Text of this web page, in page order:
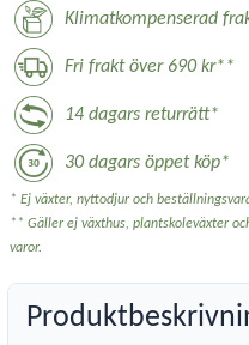
Klimatkompenserad
Fri frakt över 690 kr**
14 dagars returrätt*
30 dagars öppet köp*
* Ej växter, nyttodjur och
** Gäller ej växthus, plantskoleväxter
varor.